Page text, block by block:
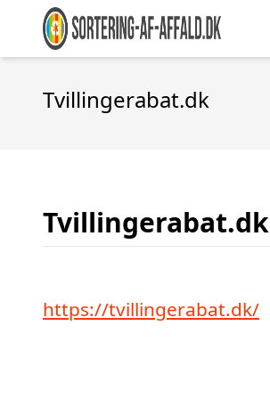
Tvillingerabat.dk
Tvillingerabat.dk
https://tvillingerabat.dk/